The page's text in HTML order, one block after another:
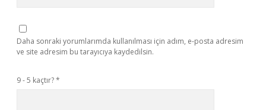
Daha sonraki yorumlarımda kullanılması için adım, e-posta adresim
ve site adresim bu tarayıcıya kaydedilsin.
9 - 5 kaçtır?*